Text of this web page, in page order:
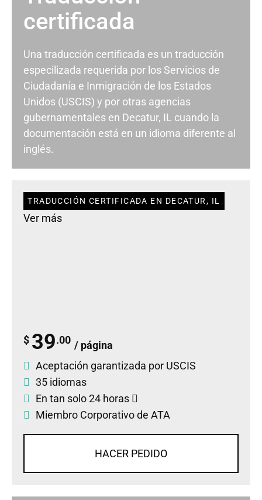
certificada
Una traducción certificada es un traducción
especilizada requerida por los Servicios de
Ciudadanía e Inmigración de los Estados
Unidos (USCIS) y por otras agencias
gubernamentales en Decatur, IL cuando la
documentación está en un idioma diferente al
inglés.
TRADUCCIÓN CERTIFICADA EN DECATUR, IL
Ver más
$ 39.00 / página
Aceptación garantizada por USCIS
35 idiomas
En tan solo 24 horas
Miembro Corporativo de ATA
HACER PEDIDO